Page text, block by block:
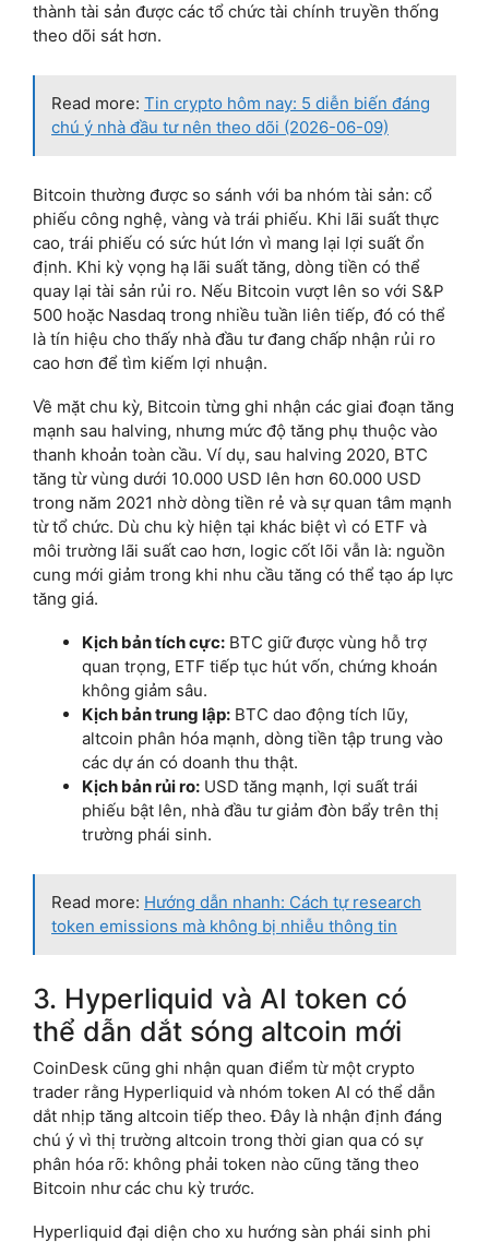
thành tài sản được các tổ chức tài chính truyền thống
theo dõi sát hơn.
Read more: Tin crypto hôm nay: 5 diễn biến đáng
chú ý nhà đầu tư nên theo dõi (2026-06-09)
Bitcoin thường được so sánh với ba nhóm tài sản: cổ
phiếu công nghệ, vàng và trái phiếu. Khi lãi suất thực
cao, trái phiếu có sức hút lớn vì mang lại lợi suất ổn
định. Khi kỳ vọng hạ lãi suất tăng, dòng tiền có thể
quay lại tài sản rủi ro. Nếu Bitcoin vượt lên so với S&P
500 hoặc Nasdaq trong nhiều tuần liên tiếp, đó có thể
là tín hiệu cho thấy nhà đầu tư đang chấp nhận rủi ro
cao hơn để tìm kiếm lợi nhuận.
Về mặt chu kỳ, Bitcoin từng ghi nhận các giai đoạn tăng
mạnh sau halving, nhưng mức độ tăng phụ thuộc vào
thanh khoản toàn cầu. Ví dụ, sau halving 2020, BTC
tăng từ vùng dưới 10.000 USD lên hơn 60.000 USD
trong năm 2021 nhờ dòng tiền rẻ và sự quan tâm mạnh
từ tổ chức. Dù chu kỳ hiện tại khác biệt vì có ETF và
môi trường lãi suất cao hơn, logic cốt lõi vẫn là: nguồn
cung mới giảm trong khi nhu cầu tăng có thể tạo áp lực
tăng giá.
Kịch bản tích cực: BTC giữ được vùng hỗ trợ
quan trọng, ETF tiếp tục hút vốn, chứng khoán
không giảm sâu.
Kịch bản trung lập: BTC dao động tích lũy,
altcoin phân hóa mạnh, dòng tiền tập trung vào
các dự án có doanh thu thật.
Kịch bản rủi ro: USD tăng mạnh, lợi suất trái
phiếu bật lên, nhà đầu tư giảm đòn bẩy trên thị
trường phái sinh.
Read more: Hướng dẫn nhanh: Cách tự research
token emissions mà không bị nhiễu thông tin
3. Hyperliquid và AI token có
thể dẫn dắt sóng altcoin mới
CoinDesk cũng ghi nhận quan điểm từ một crypto
trader rằng Hyperliquid và nhóm token AI có thể dẫn
dắt nhịp tăng altcoin tiếp theo. Đây là nhận định đáng
chú ý vì thị trường altcoin trong thời gian qua có sự
phân hóa rõ: không phải token nào cũng tăng theo
Bitcoin như các chu kỳ trước.
Hyperliquid đại diện cho xu hướng sàn phái sinh phi